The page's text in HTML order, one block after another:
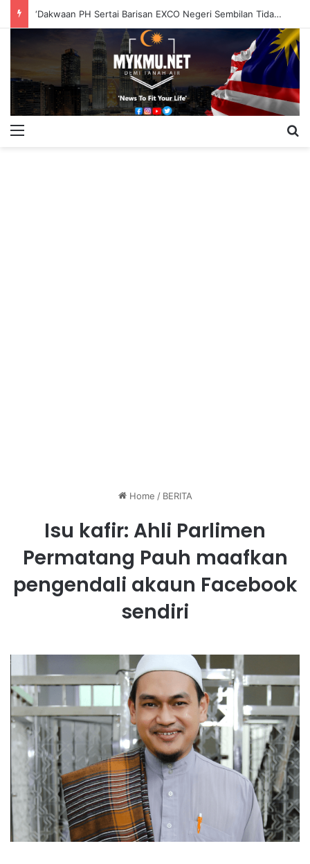
‘Dakwaan PH Sertai Barisan EXCO Negeri Sembilan Tidak Berasas’
Home / BERITA
Isu kafir: Ahli Parlimen
Permatang Pauh maafkan
pengendali akaun Facebook
sendiri